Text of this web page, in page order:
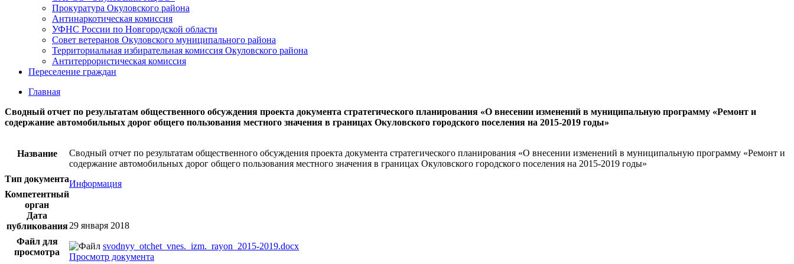
Прокуратура Окуловского района
Антинаркотическая комиссия
УФНС России по Новгородской области
Совет ветеранов Окуловского муниципального района
Территориальная избирательная комиссия Окуловского района
Антитеррористическая комиссия
Переселение граждан
Главная
Сводный отчет по результатам общественного обсуждения проекта документа стратегического планирования «О внесении изменений в муниципальную программу «Ремонт и
содержание автомобильных дорог общего пользования местного значения в границах Окуловского городского поселения на 2015-2019 годы»
Название
Сводный отчет по результатам общественного обсуждения проекта документа стратегического планирования «О внесении изменений в муниципальную программу «Ремонт и
содержание автомобильных дорог общего пользования местного значения в границах Окуловского городского поселения на 2015-2019 годы»
Тип документаИнформация
Компетентный
орган
Дата
публикования 29 января 2018
Файл для
просмотра
svodnyy_otchet_vnes._izm._rayon_2015-2019.docx
Просмотр документа